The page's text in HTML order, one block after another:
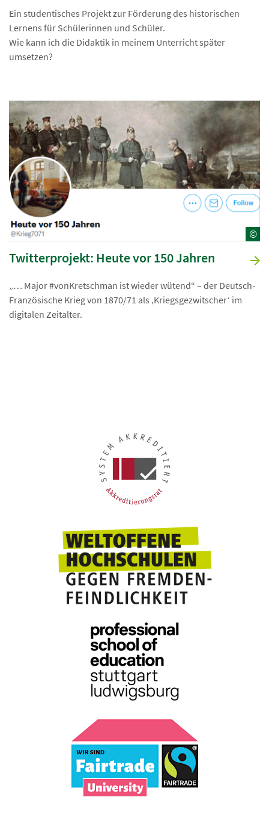
Ein studentisches Projekt zur Förderung des historischen
Lernens für Schülerinnen und Schüler.
Wie kann ich die Didaktik in meinem Unterricht später
umsetzen?
©
Twitterprojekt: Heute vor 150 Jahren
„… Major #vonKretschman ist wieder wütend“ – der Deutsch-
Französische Krieg von 1870/71 als ‚Kriegsgezwitscher‘ im
digitalen Zeitalter.